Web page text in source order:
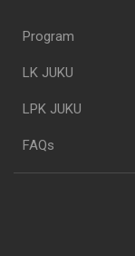
Program
LK JUKU
LPK JUKU
FAQs